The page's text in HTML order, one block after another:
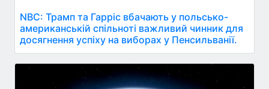
NBC: Трамп та Гарріс вбачають у польсько-
американській спільноті важливий чинник для
досягнення успіху на виборах у Пенсильванії.